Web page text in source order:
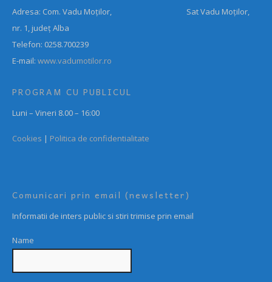
Adresa: Com. Vadu Moților, Sat Vadu Moților,
nr. 1, județ Alba
Telefon: 0258.700239
E-mail: www.vadumotilor.ro
PROGRAM CU PUBLICUL
Luni – Vineri 8.00 – 16:00
Cookies | Politica de confidentialitate
Comunicari prin email (newsletter)
Informatii de inters public si stiri trimise prin email
Name